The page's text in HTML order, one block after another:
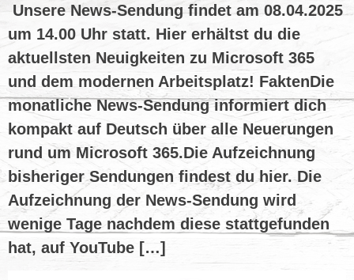
Unsere News-Sendung findet am 08.04.2025
um 14.00 Uhr statt. Hier erhältst du die
aktuellsten Neuigkeiten zu Microsoft 365
und dem modernen Arbeitsplatz! FaktenDie
monatliche News-Sendung informiert dich
kompakt auf Deutsch über alle Neuerungen
rund um Microsoft 365.Die Aufzeichnung
bisheriger Sendungen findest du hier. Die
Aufzeichnung der News-Sendung wird
wenige Tage nachdem diese stattgefunden
hat, auf YouTube […]